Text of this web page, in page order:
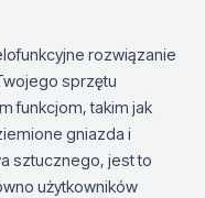
rozwiązanie
sprzętu
funkcjom, takim jak
gniazda i
sztucznego, jest to
użytkowników